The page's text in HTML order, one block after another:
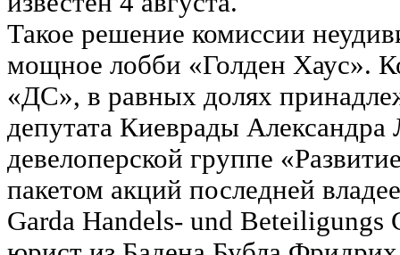
Такое решение комиссии
мощное лобби «Голден Хаус».
«ДС», в равных долях
депутата Киеврады
девелоперской группе
пакетом акций последней
Garda Handels- und Beteiligungs